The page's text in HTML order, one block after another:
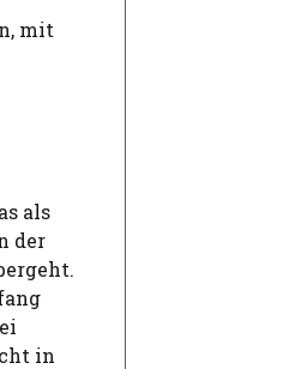
mit
als
der
in